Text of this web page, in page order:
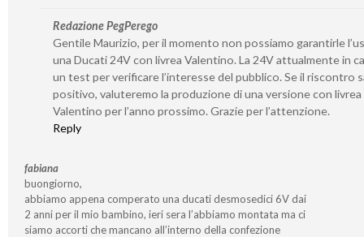
Redazione PegPerego
Gentile Maurizio, per il momento non possiamo garantirle
una Ducati 24V con livrea Valentino. La 24V attualmente in
un test per verificare l’interesse del pubblico. Se il riscontro
positivo, valuteremo la produzione di una versione con livrea
Valentino per l’anno prossimo. Grazie per l’attenzione.
Reply
fabiana
buongiorno,
abbiamo appena comperato una ducati desmosedici 6V dai
2 anni per il mio bambino, ieri sera l’abbiamo montata ma ci
siamo accorti che mancano all’interno della confezione